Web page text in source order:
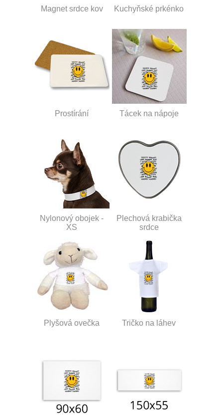
Magnet srdce kov Kuchyňské prkénko
Prostírání Tácek na nápoje
Nylonový obojek -
XS
Plechová krabička
srdce
Plyšová ovečka Tričko na láhev